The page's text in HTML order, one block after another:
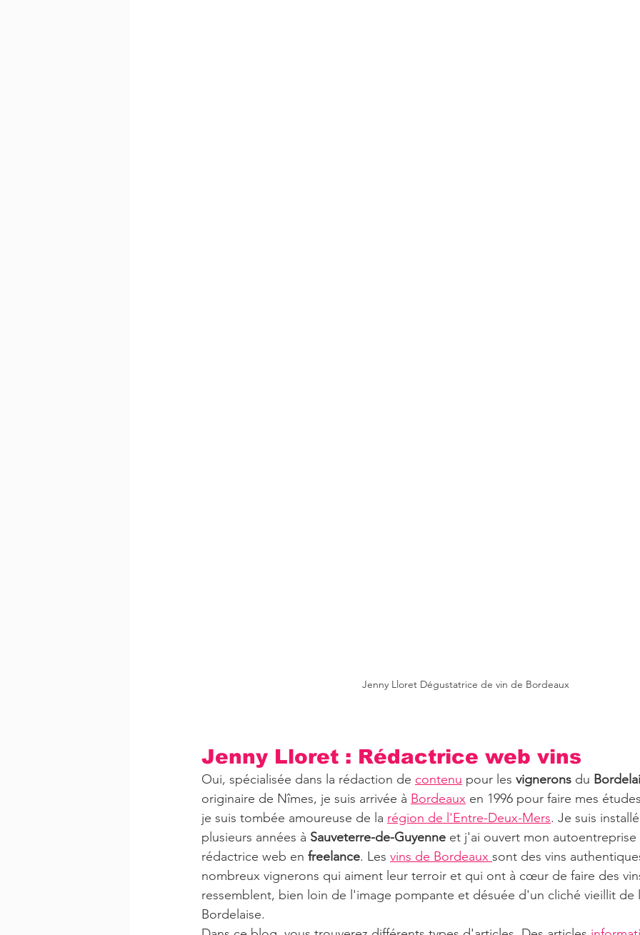
Jenny Lloret Dégustatrice de vin de Bordeaux
Jenny Lloret : Rédactrice web vins
Oui, spécialisée dans la rédaction de contenu pour les vignerons du
originaire de Nîmes, je suis arrivée à Bordeaux en 1996 pour faire mes
je suis tombée amoureuse de la région de l'Entre-Deux-Mers. Je suis
plusieurs années à Sauveterre-de-Guyenne et j'ai ouvert mon
rédactrice web en freelance. Les vins de Bordeaux sont des vins
nombreux vignerons qui aiment leur terroir et qui ont à cœur de faire des
ressemblent, bien loin de l'image pompante et désuée d'un cliché vieillit de
Bordelaise.